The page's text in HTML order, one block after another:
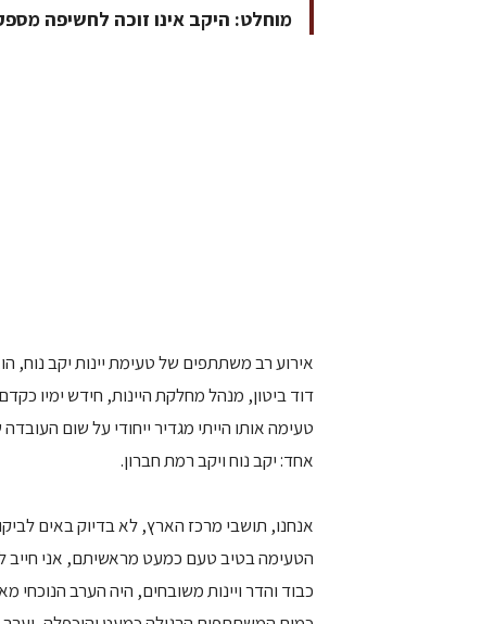
מוחלט: היקב אינו זוכה לחשיפה
אירוע רב משתתפים של טעימת יינות יקב נוח,
דוד ביטון, מנהל מחלקת היינות, חידש ימיו
טעימה אותו הייתי מגדיר ייחודי על שום
אחד: יקב נוח ויקב רמת חברון.
אנחנו, תושבי מרכז הארץ, לא בדיוק באים
הטעימה בטיב טעם כמעט מראשיתם, אני חייב
כבוד והדר ויינות משובחים, היה הערב הנוכחי